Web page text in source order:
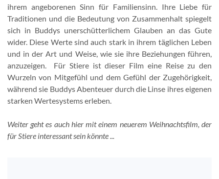
ihrem angeborenen Sinn für Familiensinn. Ihre Liebe für
Traditionen und die Bedeutung von Zusammenhalt spiegelt
sich in Buddys unerschütterlichem Glauben an das Gute
wider. Diese Werte sind auch stark in ihrem täglichen Leben
und in der Art und Weise, wie sie ihre Beziehungen führen,
anzuzeigen. Für Stiere ist dieser Film eine Reise zu den
Wurzeln von Mitgefühl und dem Gefühl der Zugehörigkeit,
während sie Buddys Abenteuer durch die Linse ihres eigenen
starken Wertesystems erleben.
Weiter geht es auch hier mit einem neuerem Weihnachtsfilm, der
für Stiere interessant sein könnte ...